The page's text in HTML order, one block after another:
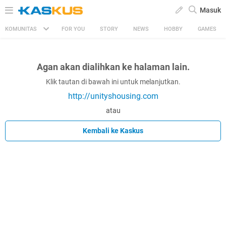
Masuk
KOMUNITAS FOR YOU STORY NEWS HOBBY GAMES
Agan akan dialihkan ke halaman lain.
Klik tautan di bawah ini untuk melanjutkan.
http://unityshousing.com
atau
Kembali ke Kaskus